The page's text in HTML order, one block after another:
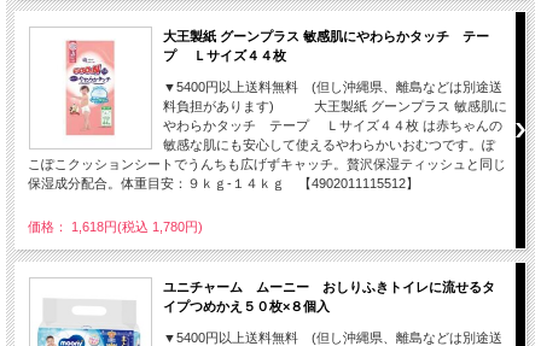
大王製紙 グーンプラス 敏感肌にやわらかタッチ テー
プ Ｌサイズ４４枚
▼5400円以上送料無料 (但し沖縄県、離島などは別途送
料負担があります) 大王製紙 グーンプラス 敏感肌に
やわらかタッチ テープ Ｌサイズ４４枚 は赤ちゃんの
敏感な肌にも安心して使えるやわらかいおむつです。ぽ
こぽこクッションシートでうんちも広げずキャッチ。贅沢保湿ティッシュと同じ
保湿成分配合。体重目安：９ｋｇ-１４ｋｇ 【4902011115512】
価格： 1,618円(税込 1,780円)
ユニチャーム ムーニー おしりふきトイレに流せるタ
イプつめかえ５０枚×８個入
▼5400円以上送料無料 (但し沖縄県、離島などは別途送